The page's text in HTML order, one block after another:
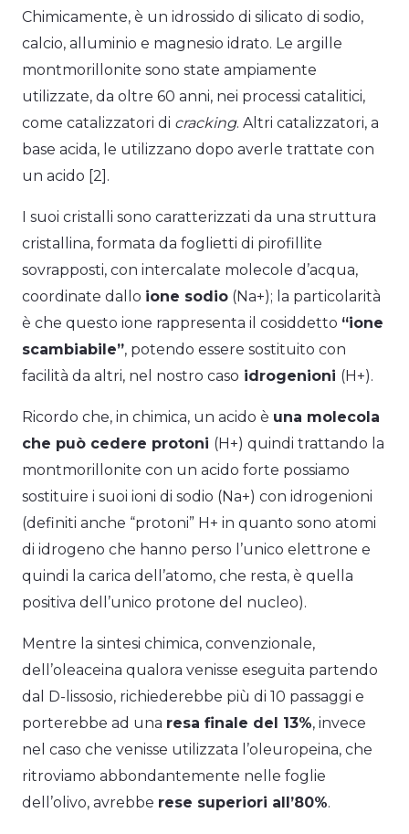
Chimicamente, è un idrossido di silicato di sodio,
calcio, alluminio e magnesio idrato. Le argille
montmorillonite sono state ampiamente
utilizzate, da oltre 60 anni, nei processi catalitici,
come catalizzatori di cracking. Altri catalizzatori, a
base acida, le utilizzano dopo averle trattate con
un acido [2].
I suoi cristalli sono caratterizzati da una struttura
cristallina, formata da foglietti di pirofillite
sovrapposti, con intercalate molecole d’acqua,
coordinate dallo ione sodio (Na+); la particolarità
è che questo ione rappresenta il cosiddetto “ione
scambiabile”, potendo essere sostituito con
facilità da altri, nel nostro caso idrogenioni (H+).
Ricordo che, in chimica, un acido è una molecola
che può cedere protoni (H+) quindi trattando la
montmorillonite con un acido forte possiamo
sostituire i suoi ioni di sodio (Na+) con idrogenioni
(definiti anche “protoni” H+ in quanto sono atomi
di idrogeno che hanno perso l’unico elettrone e
quindi la carica dell’atomo, che resta, è quella
positiva dell’unico protone del nucleo).
Mentre la sintesi chimica, convenzionale,
dell’oleaceina qualora venisse eseguita partendo
dal D-lissosio, richiederebbe più di 10 passaggi e
porterebbe ad una resa finale del 13%, invece
nel caso che venisse utilizzata l’oleuropeina, che
ritroviamo abbondantemente nelle foglie
dell’olivo, avrebbe rese superiori all’80%.